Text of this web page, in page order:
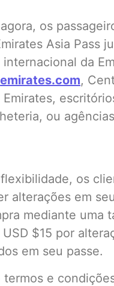
os
Asia Pass
da
emirates.com,
ou
os
alterações em
mediante uma
$15 por
em seu passe.
e